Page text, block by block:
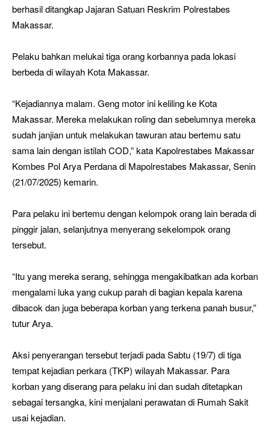
berhasil ditangkap Jajaran Satuan Reskrim Polrestabes
Makassar.
Pelaku bahkan melukai tiga orang korbannya pada lokasi
berbeda di wilayah Kota Makassar.
“Kejadiannya malam. Geng motor ini keliling ke Kota
Makassar. Mereka melakukan roling dan sebelumnya mereka
sudah janjian untuk melakukan tawuran atau bertemu satu
sama lain dengan istilah COD,” kata Kapolrestabes Makassar
Kombes Pol Arya Perdana di Mapolrestabes Makassar, Senin
(21/07/2025) kemarin.
Para pelaku ini bertemu dengan kelompok orang lain berada di
pinggir jalan, selanjutnya menyerang sekelompok orang
tersebut.
“Itu yang mereka serang, sehingga mengakibatkan ada korban
mengalami luka yang cukup parah di bagian kepala karena
dibacok dan juga beberapa korban yang terkena panah busur,”
tutur Arya.
Aksi penyerangan tersebut terjadi pada Sabtu (19/7) di tiga
tempat kejadian perkara (TKP) wilayah Makassar. Para
korban yang diserang para pelaku ini dan sudah ditetapkan
sebagai tersangka, kini menjalani perawatan di Rumah Sakit
usai kejadian.